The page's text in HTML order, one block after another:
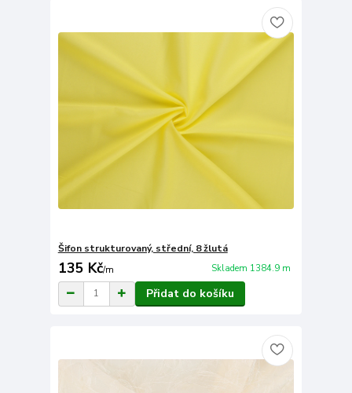
Šifon strukturovaný, střední, 8 žlutá
135 Kč/m Skladem 1384.9 m
Přidat do košíku